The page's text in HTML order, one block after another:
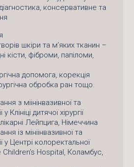
консервативне та
шкіри та м’яких тканин –
кісти, фіброми, папіломи,
допомога, корекція
обробка ран тощо.
з міінінвазивної та
Клініці дитячої хірургії
Лейпцига, Німеччина
із мініінвазивної та
у Центрі колоректальної
Children’s Hospital, Коламбус,